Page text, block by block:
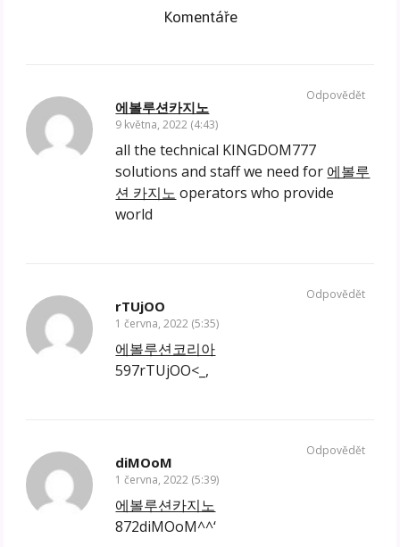
Komentáře
에볼루션카지노
9 května, 2022 (4:43)
all the technical KINGDOM777
solutions and staff we need for 에볼루
션 카지노 operators who provide
world
Odpovědět
rTUjOO
1 června, 2022 (5:35)
에볼루션코리아
597rTUjOO<_,
Odpovědět
diMOoM
1 června, 2022 (5:39)
에볼루션카지노
872diMOoM^^‘
Odpovědět